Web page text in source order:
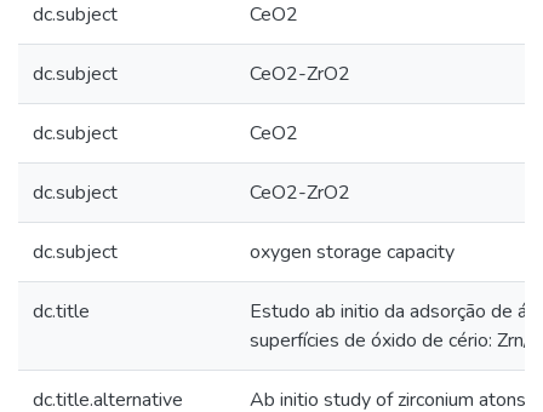
dc.subject CeO2
dc.subject CeO2-ZrO2
dc.subject CeO2
dc.subject CeO2-ZrO2
dc.subject oxygen storage capacity
dc.title
Estudo ab initio da adsorção de
superfí­cies de óxido de cério: Zrn/
dc.title.alternative Ab initio study of zirconium atons